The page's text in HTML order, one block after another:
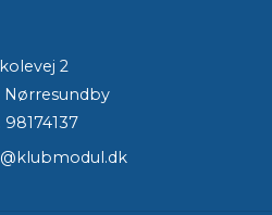
2
Nørresundby
98174137